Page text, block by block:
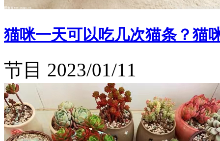
猫咪一天可以吃几次猫条？猫
节目 2023/01/11